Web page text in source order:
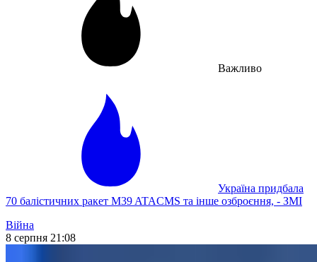
Важливо
Україна придбала
70 балістичних ракет M39 ATACMS та інше озброєння, - ЗМІ
Війна
8 серпня 21:08